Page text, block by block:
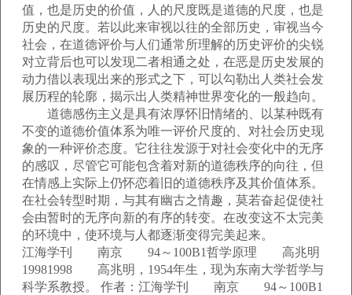
值，也是历史的价值，人的尺度既是道德的尺度，也是
历史的尺度。若以此来审视以往的全部历史，审视当今
社会，在道德评价与人们通常所理解的历史评价的尖锐
对立背后也可以发现二者相通之处，在恶是历史发展的
动力借以表现出来的形式之下，可以勾勒出人类社会发
展历程的轮廓，揭示出人类精神世界变化的一般趋向。
道德感伤主义是具有浓厚怀旧情绪的、以某种既有
不变的道德价值体系为唯一评价尺度的、对社会历史现
象的一种评价态度。它往往发源于对社会变化中的无序
的感叹，尽管它可能包含着对新的道德秩序的向往，但
在情感上实际上仍怀恋着旧的道德秩序及其价值体系。
在社会转型时期，与其有幽古之情趣，莫若奋起促使社
会由暂时的无序向新的有序的转变。在改变这不太完美
的环境中，使环境与人都逐渐变得完美起来。
江海学刊 南京 94～100B1哲学原理 高兆明
19981998 高兆明，1954年生，现为东南大学哲学与
科学系教授。 作者：江海学刊 南京 94～100B1